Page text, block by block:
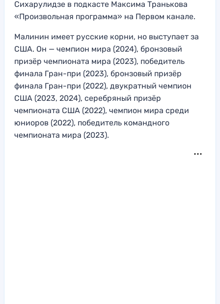
Сихарулидзе в подкасте Максима Транькова
«Произвольная программа» на Первом канале.
Малинин имеет русские корни, но выступает за
США. Он — чемпион мира (2024), бронзовый
призёр чемпионата мира (2023), победитель
финала Гран-при (2023), бронзовый призёр
финала Гран-при (2022), двукратный чемпион
США (2023, 2024), серебряный призёр
чемпионата США (2022), чемпион мира среди
юниоров (2022), победитель командного
чемпионата мира (2023).